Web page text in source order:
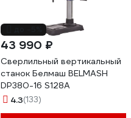
43 990 ₽
Сверлильный вертикальный
станок Белмаш BELMASH
DP380-16 S128A
4.3(133)